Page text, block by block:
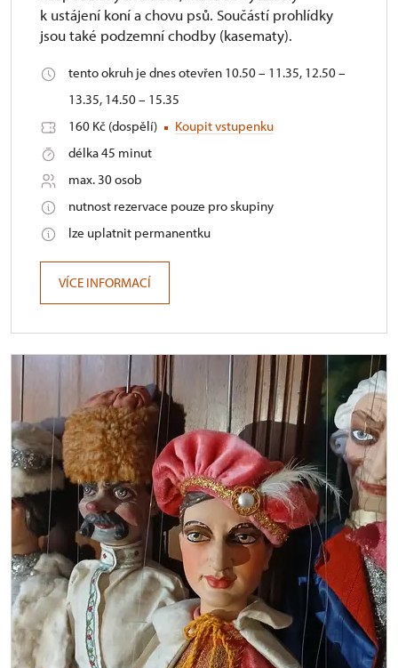
k ustájení koní a chovu psů. Součástí prohlídky
jsou také podzemní chodby (kasematy).
tento okruh je dnes otevřen 10.50 – 11.35, 12.50 –
13.35, 14.50 – 15.35
160 Kč (dospělí)
Koupit vstupenku
délka 45 minut
max. 30 osob
nutnost rezervace pouze pro skupiny
lze uplatnit permanentku
VÍCE INFORMACÍ